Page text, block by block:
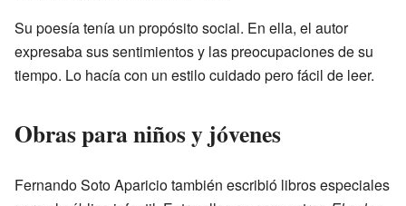
Su poesía tenía un propósito social. En ella, el autor
expresaba sus sentimientos y las preocupaciones de su
tiempo. Lo hacía con un estilo cuidado pero fácil de leer.
Obras para niños y jóvenes
Fernando Soto Aparicio también escribió libros especiales